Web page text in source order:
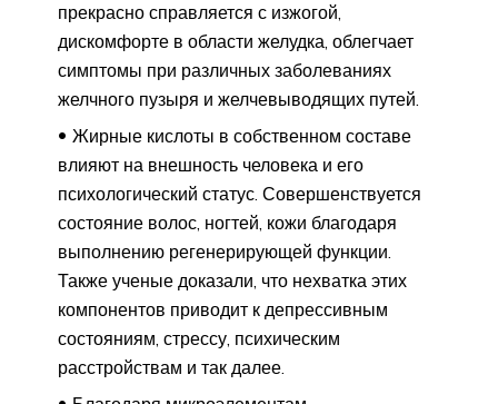
прекрасно справляется с изжогой,
дискомфорте в области желудка, облегчает
симптомы при различных заболеваниях
желчного пузыря и желчевыводящих путей.
Жирные кислоты в собственном составе
влияют на внешность человека и его
психологический статус. Совершенствуется
состояние волос, ногтей, кожи благодаря
выполнению регенерирующей функции.
Также ученые доказали, что нехватка этих
компонентов приводит к депрессивным
состояниям, стрессу, психическим
расстройствам и так далее.